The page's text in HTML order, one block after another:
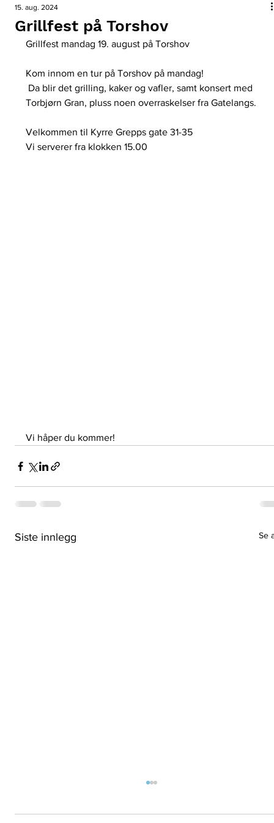
Grillfest på Torshov
15. aug. 2024
Grillfest mandag 19. august på Torshov
Kom innom en tur på Torshov på mandag!
Da blir det grilling, kaker og vafler, samt konsert med
Torbjørn Gran, pluss noen overraskelser fra Gatelangs.
Velkommen til Kyrre Grepps gate 31-35
Vi serverer fra klokken 15.00
Vi håper du kommer!
Siste innlegg Se